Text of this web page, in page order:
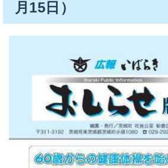
月15日）